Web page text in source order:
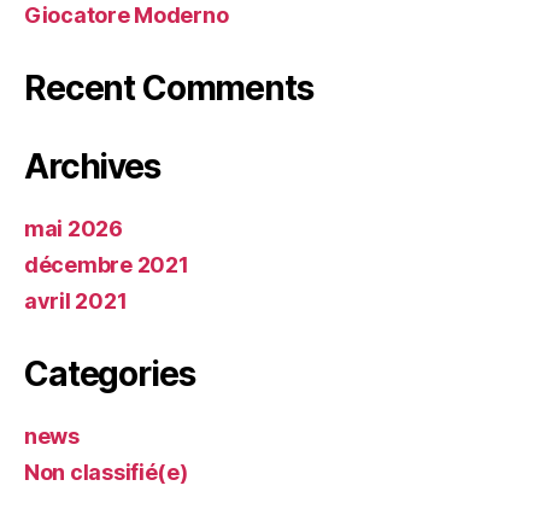
Giocatore Moderno
Recent Comments
Archives
mai 2026
décembre 2021
avril 2021
Categories
news
Non classifié(e)